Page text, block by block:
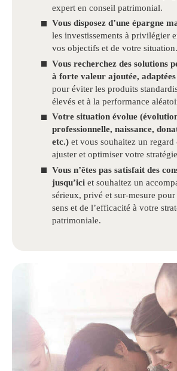
expert en conseil patrimonial.
Vous disposez d’une épargne
les investissements à privilégier
vos objectifs et de votre situation.
Vous recherchez des solutions
à forte valeur ajoutée,
pour éviter les produits
élevés et à la performance
Votre situation évolue
professionnelle, naissance,
etc.) et vous souhaitez un
ajuster et optimiser votre
Vous n’êtes pas satisfait des
jusqu’ici et souhaitez un
sérieux, privé et sur-mesure
sens et de l’efficacité à votre
patrimoniale.